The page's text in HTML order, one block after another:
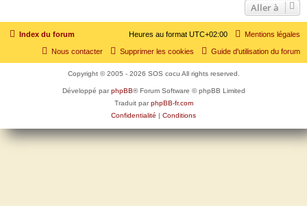
Aller à
Index du forum Mentions légales
Heures au format UTC+02:00
Guide d'utilisation du forum
Supprimer les cookies
Nous contacter
Copyright © 2005 - 2026 SOS cocu All rights reserved.
Développé parphpBB® Forum Software © phpBB Limited
Traduit parphpBB-fr.com
Confidentialité | Conditions